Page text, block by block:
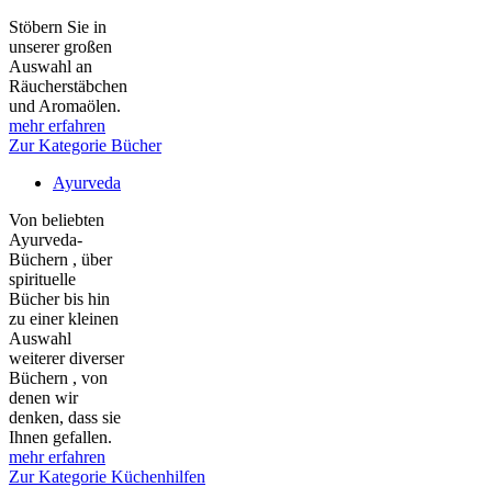
Stöbern Sie in
unserer großen
Auswahl an
Räucherstäbchen
und Aromaölen.
mehr erfahren
Zur Kategorie Bücher
Ayurveda
Von beliebten
Ayurveda-
Büchern , über
spirituelle
Bücher bis hin
zu einer kleinen
Auswahl
weiterer diverser
Büchern , von
denen wir
denken, dass sie
Ihnen gefallen.
mehr erfahren
Zur Kategorie Küchenhilfen